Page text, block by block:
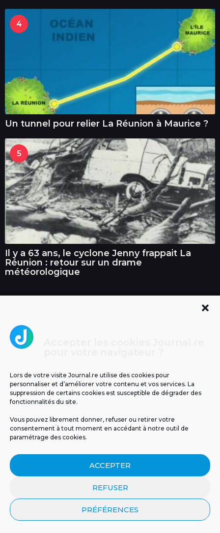
Lors de votre visite Journal.re utilise des cookies pour
personnaliser et d’améliorer votre contenu et vos services. La
suppression de certains cookies est susceptible de dégrader des
fonctionnalités du site.
Vous pouvez librement donner, refuser ou retirer votre
consentement à tout moment en accédant à notre outil de
paramétrage des cookies.
ACCEPTER
REFUSER
PRÉFÉRENCES
4
Un tunnel pour relier La Réunion à Maurice ?
5
Il y a 63 ans, le cyclone Jenny frappait La
Réunion : retour sur un drame
météorologique
Un espoir inattendu venu